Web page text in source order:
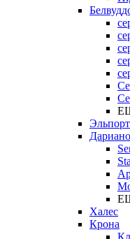
Дариано
Халес
Крона